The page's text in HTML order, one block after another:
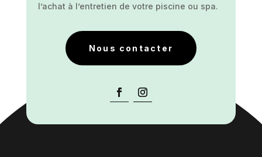
l’achat à l’entretien de votre piscine ou spa.
Nous contacter